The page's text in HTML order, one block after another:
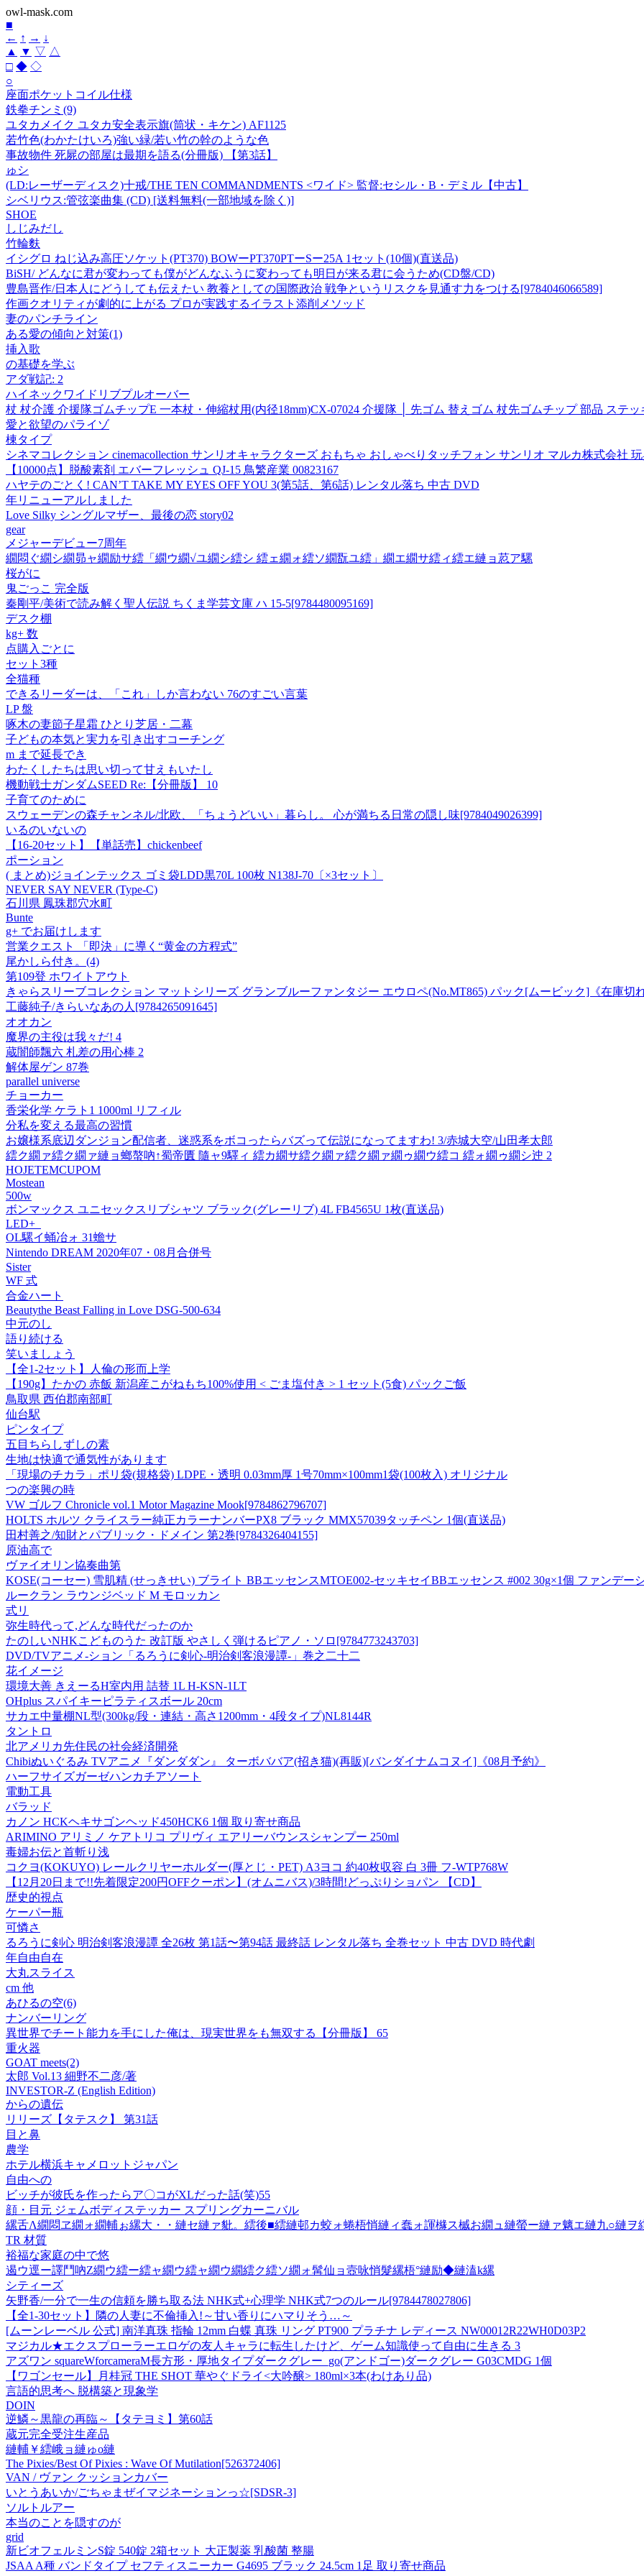
owl-mask.com
■
← ↑ → ↓
▲
▼ ▽ △
□ ◆ ◇
○
座面ポケットコイル仕様
鉄拳チンミ(9)
ユタカメイク ユタカ安全表示旗(筒状・キケン) AF1125
若竹色(わかたけいろ)強い緑/若い竹の幹のような色
事故物件 死屍の部屋は最期を語る(分冊版) 【第3話】
ゅシ
(LD:レーザーディスク)十戒/THE TEN COMMANDMENTS <ワイド> 監督:セシル・B・デミル【中古】
シベリウス:管弦楽曲集 (CD) [送料無料(一部地域を除く)]
SHOE
しじみだし
竹輪麩
イシグロ ねじ込み高圧ソケット(PT370) BOWーPT370PTーSー25A 1セット(10個)(直送品)
BiSH/ どんなに君が変わっても僕がどんなふうに変わっても明日が来る君に会うため(CD盤/CD)
豊島晋作/日本人にどうしても伝えたい 教養としての国際政治 戦争というリスクを見通す力をつける[9784046066589]
作画クオリティが劇的に上がる プロが実践するイラスト添削メソッド
妻のパンチライン
ある愛の傾向と対策(1)
挿入歌
の基礎を学ぶ
アダ戦記: 2
ハイネックワイドリブプルオーバー
杖 杖介護 介援隊ゴムチップE 一本杖・伸縮杖用(内径18mm)CX-07024 介援隊 │ 先ゴム 替えゴム 杖先ゴムチップ 部品 ステ
愛と欲望のパライゾ
棟タイプ
シネマコレクション cinemacollection サンリオキャラクターズ おもちゃ おしゃべりタッチフォン サンリオ マルカ株式会社
【10000点】脱酸素剤 エバーフレッシュ QJ-15 鳥繁産業 00823167
ハヤテのごとく! CAN’T TAKE MY EYES OFF YOU 3(第5話、第6話) レンタル落ち 中古 DVD
年リニューアルしました
Love Silky シングルマザー、最後の恋 story02
gear
メジャーデビュー7周年
繝悶ぐ繝シ繝昴ャ繝励サ繧「繝ウ繝√ユ繝シ繧シ 繧ェ繝ォ繧ソ繝翫ユ繧」繝エ繝サ繧ィ繧エ縺ョ荵ア騾
桜がに
鬼ごっこ 完全版
秦剛平/美術で読み解く聖人伝説 ちくま学芸文庫 ハ 15-5[9784480095169]
デスク棚
kg+ 数
点購入ごとに
セット3種
全猫種
できるリーダーは、「これ」しか言わない 76のすごい言葉
LP 盤
啄木の妻節子星霜 ひとり芝居・二幕
子どもの本気と実力を引き出すコーチング
m まで延長でき
わたくしたちは思い切って甘えもいたし
機動戦士ガンダムSEED Re:【分冊版】 10
子育てのために
スウェーデンの森チャンネル/北欧、「ちょうどいい」暮らし。 心が満ちる日常の隠し味[9784049026399]
いるのいないの
【16-20セット】【単話売】chickenbeef
ポーション
( まとめ)ジョインテックス ゴミ袋LDD黒70L 100枚 N138J-70〔×3セット〕
NEVER SAY NEVER (Type-C)
石川県 鳳珠郡穴水町
Bunte
g+ でお届けします
営業クエスト 「即決」に導く“黄金の方程式”
尾かしら付き。(4)
第109登 ホワイトアウト
きゃらスリーブコレクション マットシリーズ グランブルーファンタジー エウロペ(No.MT865) パック[ムービック]《在庫切
工藤純子/きらいなあの人[9784265091645]
オオカン
魔界の主役は我々だ! 4
蔵闇師飄六 札差の用心棒 2
解体屋ゲン 87巻
parallel universe
チョーカー
香栄化学 ケラト1 1000ml リフィル
分私を変える最高の習慣
お嬢様系底辺ダンジョン配信者、迷惑系をボコったらバズって伝説になってますわ! 3/赤城大空/山田孝太郎
繧ク繝ァ繧ク繝ァ縺ョ螂螯吶↑蜀帝匱 隨ャ9驛ィ 繧カ繝サ繧ク繝ァ繧ク繝ァ繝ゥ繝ウ繧コ 繧ォ繝ゥ繝シ迚 2
HOJETEMCUPOM
Mostean
500w
ボンマックス ユニセックスリブシャツ ブラック(グレーリブ) 4L FB4565U 1枚(直送品)
LED+
OL騾イ蛹冶ォ 31蟾サ
Nintendo DREAM 2020年07・08月合併号
Sister
WF 式
合金ハート
Beautythe Beast Falling in Love DSG-500-634
中元のし
語り続ける
笑いましょう
【全1-2セット】人倫の形而上学
【190g】たかの 赤飯 新潟産こがねもち100%使用 < ごま塩付き > 1 セット(5食) パックご飯
鳥取県 西伯郡南部町
仙台駅
ピンタイプ
五目ちらしずしの素
生地は快適で通気性があります
「現場のチカラ」ポリ袋(規格袋) LDPE・透明 0.03mm厚 1号70mm×100mm1袋(100枚入) オリジナル
つの楽興の時
VW ゴルフ Chronicle vol.1 Motor Magazine Mook[9784862796707]
HOLTS ホルツ クライスラー純正カラーナンバーPX8 ブラック MMX57039タッチペン 1個(直送品)
田村善之/知財とパブリック・ドメイン 第2巻[9784326404155]
原油高で
ヴァイオリン協奏曲第
KOSE(コーセー) 雪肌精 (せっきせい) ブライト BBエッセンスMTOE002-セッキセイBBエッセンス #002 30g×1個 ファンデー
ルークラン ラウンジベッド M モロッカン
式リ
弥生時代って,どんな時代だったのか
たのしいNHKこどものうた 改訂版 やさしく弾けるピアノ・ソロ[9784773243703]
DVD/TVアニメ-ション「るろうに剣心-明治剣客浪漫譚-」巻之二十二
花イメージ
環境大善 きえーるH室内用 詰替 1L H-KSN-1LT
OHplus スパイキーピラティスボール 20cm
サカエ中量棚NL型(300kg/段・連結・高さ1200mm・4段タイプ)NL8144R
タントロ
北アメリカ先住民の社会経済開発
Chibiぬいぐるみ TVアニメ『ダンダダン』 ターボババア(招き猫)(再販)[バンダイナムコヌイ]《08月予約》
ハーフサイズガーゼハンカチアソート
電動工具
バラッド
カノン HCKヘキサゴンヘッド450HCK6 1個 取り寄せ商品
ARIMINO アリミノ ケアトリコ プリヴィ エアリーバウンスシャンプー 250ml
毒婦お伝と首斬り浅
コクヨ(KOKUYO) レールクリヤーホルダー(厚とじ・PET) A3ヨコ 約40枚収容 白 3冊 フ-WTP768W
【12月20日まで!!先着限定200円OFFクーポン】(オムニバス)/3時間!どっぷりショパン 【CD】
歴史的視点
ケーパー瓶
可憐さ
るろうに剣心 明治剣客浪漫譚 全26枚 第1話〜第94話 最終話 レンタル落ち 全巻セット 中古 DVD 時代劇
年自由自在
大丸スライス
cm 他
あひるの空(6)
ナンバーリング
異世界でチート能力を手にした俺は、現実世界をも無双する【分冊版】 65
重火器
GOAT meets(2)
太郎 Vol.13 細野不二彦/著
INVESTOR-Z (English Edition)
からの遺伝
リリーズ【タテスク】 第31話
目と鼻
農学
ホテル横浜キャメロットジャパン
自由への
ビッチが彼氏を作ったらア〇コがXLだった話(笑)55
顔・目元 ジェムボディステッカー スプリングカーニバル
縲舌Λ繝悶ヱ繝ォ繝輔ぉ縲大・・縺セ縺ァ豼。繧後■繧縺邨カ蛟ォ蜷梧悄縺ィ蠢ォ諢櫞ス槭お繝ュ縺螢ー縺ァ魑エ縺九○縺ヲ
TR 材質
裕福な家庭の中で悠
遏ウ逕ー譯鬥吶Ζ繝ウ繧ー繧ャ繝ウ繧ャ繝ウ繝繧ク繧ソ繝ォ髯仙ョ壼咏悄髮縲梧°縺励◆縺溘k縲
シティーズ
矢野香/一分で一生の信頼を勝ち取る法 NHK式+心理学 NHK式7つのルール[9784478027806]
【全1-30セット】隣の人妻に不倫挿入!～甘い香りにハマりそう…～
[ムーンレーベル 公式] 南洋真珠 指輪 12mm 白蝶 真珠 リング PT900 プラチナ レディース NW00012R22WH0D03P2
マジカル★エクスプローラーエロゲの友人キャラに転生したけど、ゲーム知識使って自由に生きる 3
アズワン squareWforcameraM長方形・厚地タイプダークグレー_go(アンドゴー)ダークグレー G03CMDG 1個
【ワゴンセール】月桂冠 THE SHOT 華やぐドライ<大吟醸> 180ml×3本(わけあり品)
言語的思考へ 脱構築と現象学
DOIN
逆鱗～黒龍の再臨～【タテヨミ】第60話
蔵元完全受注生産品
縺輔￥繧峨ョ縺ゅo縺
The Pixies/Best Of Pixies : Wave Of Mutilation[526372406]
VAN / ヴァン クッションカバー
いとうあいか/ごちゃまぜイマジネーションっ☆[SDSR-3]
ソルトルアー
本当のことを隠すのが
grid
新ビオフェルミンS錠 540錠 2箱セット 大正製薬 乳酸菌 整腸
JSAA A種 バンドタイプ セフティスニーカー G4695 ブラック 24.5cm 1足 取り寄せ商品